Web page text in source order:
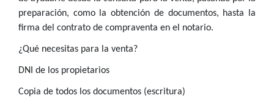
preparación, como la obtención de documentos, hasta la
firma del contrato de compraventa en el notario.
¿Qué necesitas para la venta?
DNI de los propietarios
Copia de todos los documentos (escritura)